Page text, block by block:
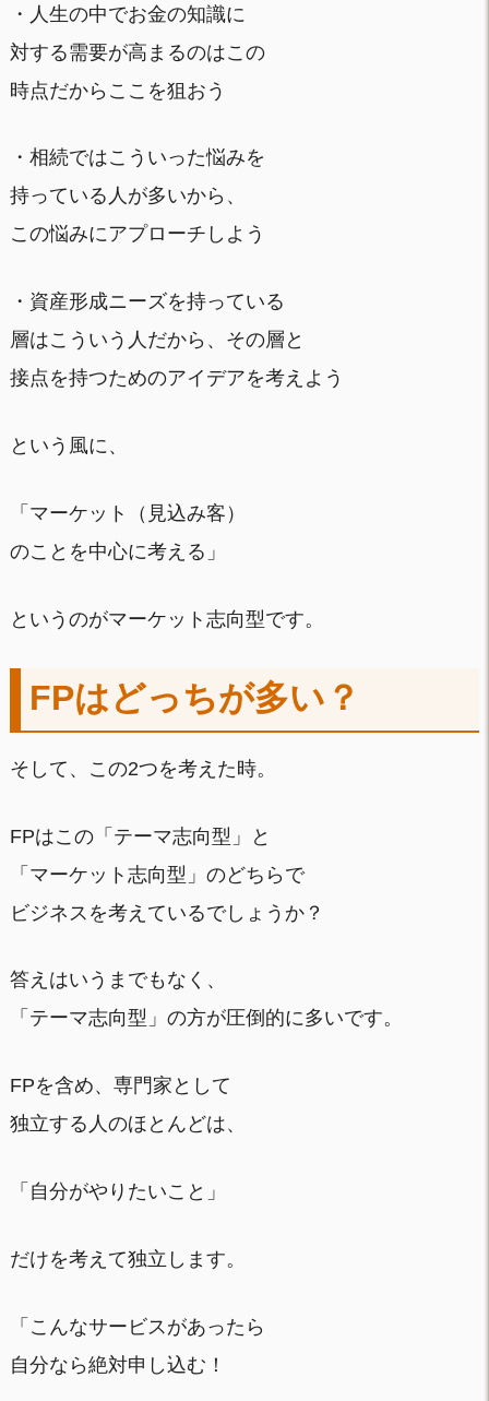
・人生の中でお金の知識に
対する需要が高まるのはこの
時点だからここを狙おう
・相続ではこういった悩みを
持っている人が多いから、
この悩みにアプローチしよう
・資産形成ニーズを持っている
層はこういう人だから、その層と
接点を持つためのアイデアを考えよう
という風に、
「マーケット（見込み客）
のことを中心に考える」
というのがマーケット志向型です。
FPはどっちが多い？
そして、この2つを考えた時。
FPはこの「テーマ志向型」と
「マーケット志向型」のどちらで
ビジネスを考えているでしょうか？
答えはいうまでもなく、
「テーマ志向型」の方が圧倒的に多いです。
FPを含め、専門家として
独立する人のほとんどは、
「自分がやりたいこと」
だけを考えて独立します。
「こんなサービスがあったら
自分なら絶対申し込む！